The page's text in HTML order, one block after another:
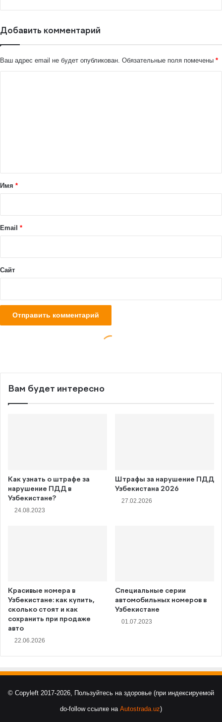
Вам будет интересно
Как узнать о штрафе за
нарушение ПДД в
Узбекистане?
24.08.2023
Штрафы за нарушение ПДД
Узбекистана 2026
27.02.2026
Красивые номера в
Узбекистане: как купить,
сколько стоят и как
сохранить при продаже
авто
22.06.2026
Специальные серии
автомобильных номеров в
Узбекистане
01.07.2023
© Copyleft 2017-2026, Пользуйтесь на здоровье (при индексируемой
do-follow ссылке на Autostrada.uz)